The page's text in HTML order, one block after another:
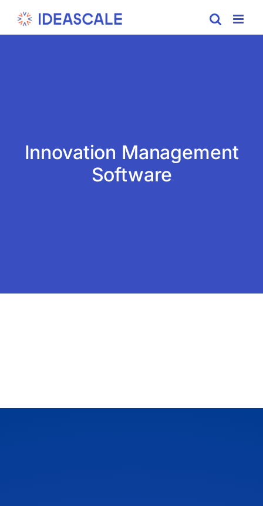
Innovation Management
Software